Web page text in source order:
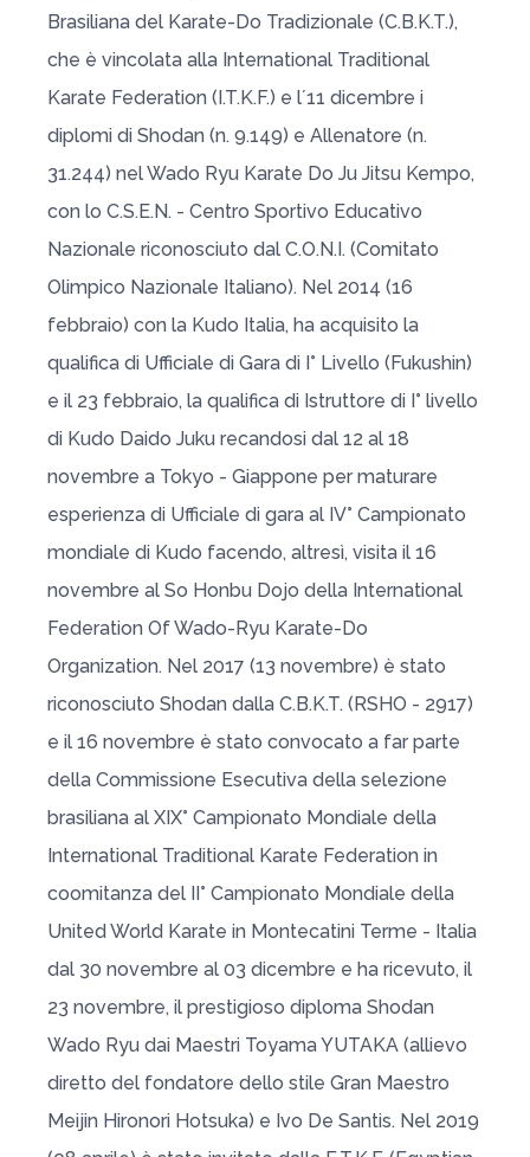
Brasiliana del Karate-Do Tradizionale (C.B.K.T.),
che è vincolata alla International Traditional
Karate Federation (I.T.K.F.) e l´11 dicembre i
diplomi di Shodan (n. 9.149) e Allenatore (n.
31.244) nel Wado Ryu Karate Do Ju Jitsu Kempo,
con lo C.S.E.N. - Centro Sportivo Educativo
Nazionale riconosciuto dal C.O.N.I. (Comitato
Olimpico Nazionale Italiano). Nel 2014 (16
febbraio) con la Kudo Italia, ha acquisito la
qualifica di Ufficiale di Gara di I° Livello (Fukushin)
e il 23 febbraio, la qualifica di Istruttore di I° livello
di Kudo Daido Juku recandosi dal 12 al 18
novembre a Tokyo - Giappone per maturare
esperienza di Ufficiale di gara al IV° Campionato
mondiale di Kudo facendo, altresì, visita il 16
novembre al So Honbu Dojo della International
Federation Of Wado-Ryu Karate-Do
Organization. Nel 2017 (13 novembre) è stato
riconosciuto Shodan dalla C.B.K.T. (RSHO - 2917)
e il 16 novembre è stato convocato a far parte
della Commissione Esecutiva della selezione
brasiliana al XIX° Campionato Mondiale della
International Traditional Karate Federation in
coomitanza del II° Campionato Mondiale della
United World Karate in Montecatini Terme - Italia
dal 30 novembre al 03 dicembre e ha ricevuto, il
23 novembre, il prestigioso diploma Shodan
Wado Ryu dai Maestri Toyama YUTAKA (allievo
diretto del fondatore dello stile Gran Maestro
Meijin Hironori Hotsuka) e Ivo De Santis. Nel 2019